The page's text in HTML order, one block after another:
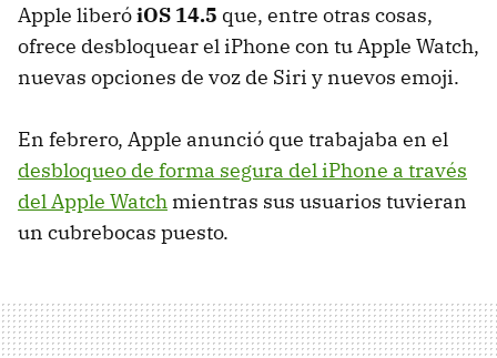
Apple liberóiOS 14.5 que, entre otras cosas,
ofrece desbloquear el iPhone con tu Apple Watch,
nuevas opciones de voz de Siri y nuevos emoji.
En febrero, Apple anunció que trabajaba en el
desbloqueo de forma segura del iPhone a través
del Apple Watch mientras sus usuarios tuvieran
un cubrebocas puesto.